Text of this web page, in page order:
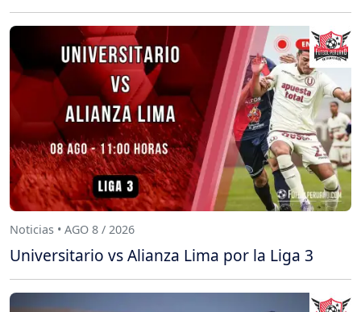
Noticias • AGO 8 / 2026
Universitario vs Alianza Lima por la Liga 3